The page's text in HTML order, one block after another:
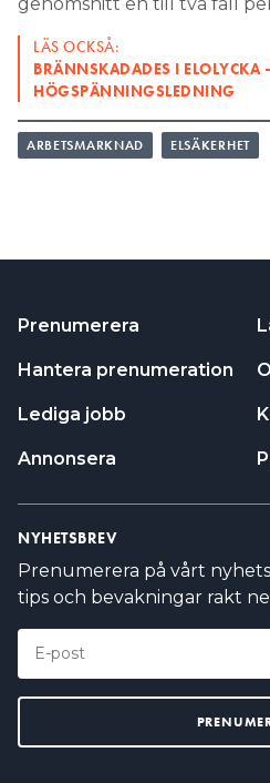
LÄS OCKSÅ:
BRÄNNSKADADES I ELOLYCKA
HÖGSPÄNNINGSLEDNING
ARBETSMARKNAD ELSÄKERHET
Prenumerera
Hantera prenumeration
Lediga jobb
Annonsera
NYHETSBREV
Prenumerera på vårt
tips och bevakningar rakt